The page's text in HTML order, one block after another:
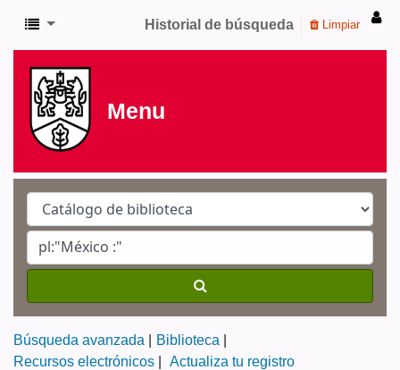
Historial de búsqueda Limpiar
Menu
Búsqueda avanzada
Biblioteca
Recursos electrónicos
Actualiza tu registro